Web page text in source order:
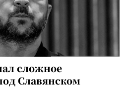
сложное
Славянском